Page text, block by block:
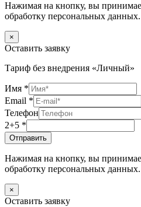
Нажимая на кнопку, вы
обработку персональных данных.
×
Оставить заявку
Тариф без внедрения «Личный»
Имя *
Email *
Телефон
2+5 *
Отправить
Нажимая на кнопку, вы
обработку персональных данных.
×
Оставить заявку